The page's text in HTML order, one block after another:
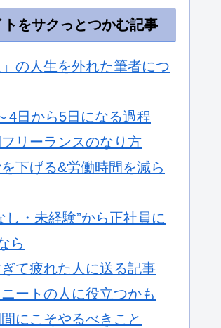
トをサクっとつかむ記事
」の人生を外れた筆者につ
4日から5日になる過程
リーランスのなり方
下げる&労働時間を減ら
し・未経験”から正社員に
ら
て疲れた人に送る記事
ートの人に役立つかも
にこそやるべきこと